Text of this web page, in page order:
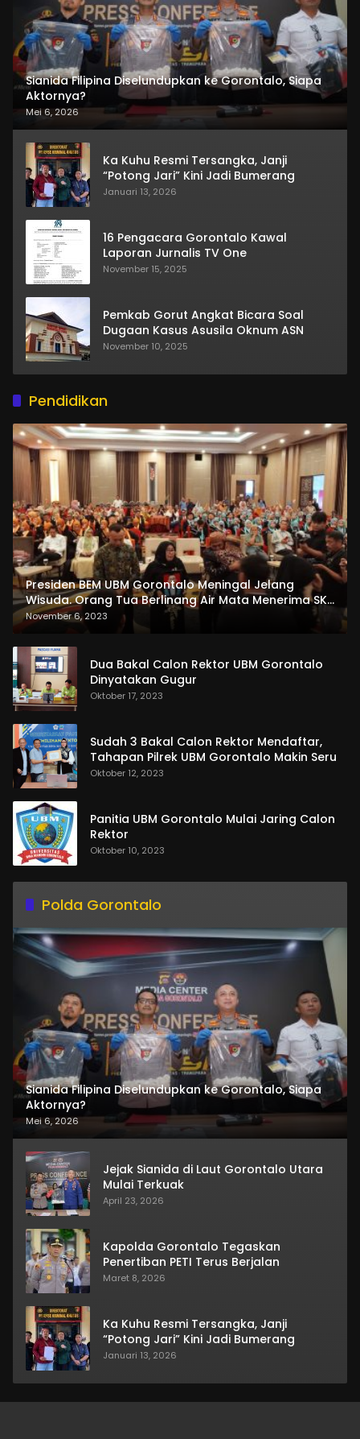
Sianida Filipina Diselundupkan ke Gorontalo, Siapa
Aktornya?
Mei 6, 2026
Ka Kuhu Resmi Tersangka, Janji
“Potong Jari” Kini Jadi Bumerang
Januari 13, 2026
16 Pengacara Gorontalo Kawal
Laporan Jurnalis TV One
November 15, 2025
Pemkab Gorut Angkat Bicara Soal
Dugaan Kasus Asusila Oknum ASN
November 10, 2025
Pendidikan
Presiden BEM UBM Gorontalo Meningal Jelang
Wisuda. Orang Tua Berlinang Air Mata Menerima SKL
dan Pemasangan Salempang
November 6, 2023
Dua Bakal Calon Rektor UBM Gorontalo
Dinyatakan Gugur
Oktober 17, 2023
Sudah 3 Bakal Calon Rektor Mendaftar,
Tahapan Pilrek UBM Gorontalo Makin Seru
Oktober 12, 2023
Panitia UBM Gorontalo Mulai Jaring Calon
Rektor
Oktober 10, 2023
Polda Gorontalo
Sianida Filipina Diselundupkan ke Gorontalo, Siapa
Aktornya?
Mei 6, 2026
Jejak Sianida di Laut Gorontalo Utara
Mulai Terkuak
April 23, 2026
Kapolda Gorontalo Tegaskan
Penertiban PETI Terus Berjalan
Maret 8, 2026
Ka Kuhu Resmi Tersangka, Janji
“Potong Jari” Kini Jadi Bumerang
Januari 13, 2026